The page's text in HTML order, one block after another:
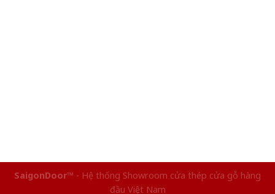
SaigonDoor™ - Hệ thống Showroom cửa thép cửa gỗ hàng
đầu Việt Nam